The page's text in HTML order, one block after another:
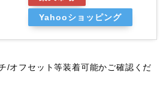
Yahooショッピング
/オフセット等装着可能かご確認くだ